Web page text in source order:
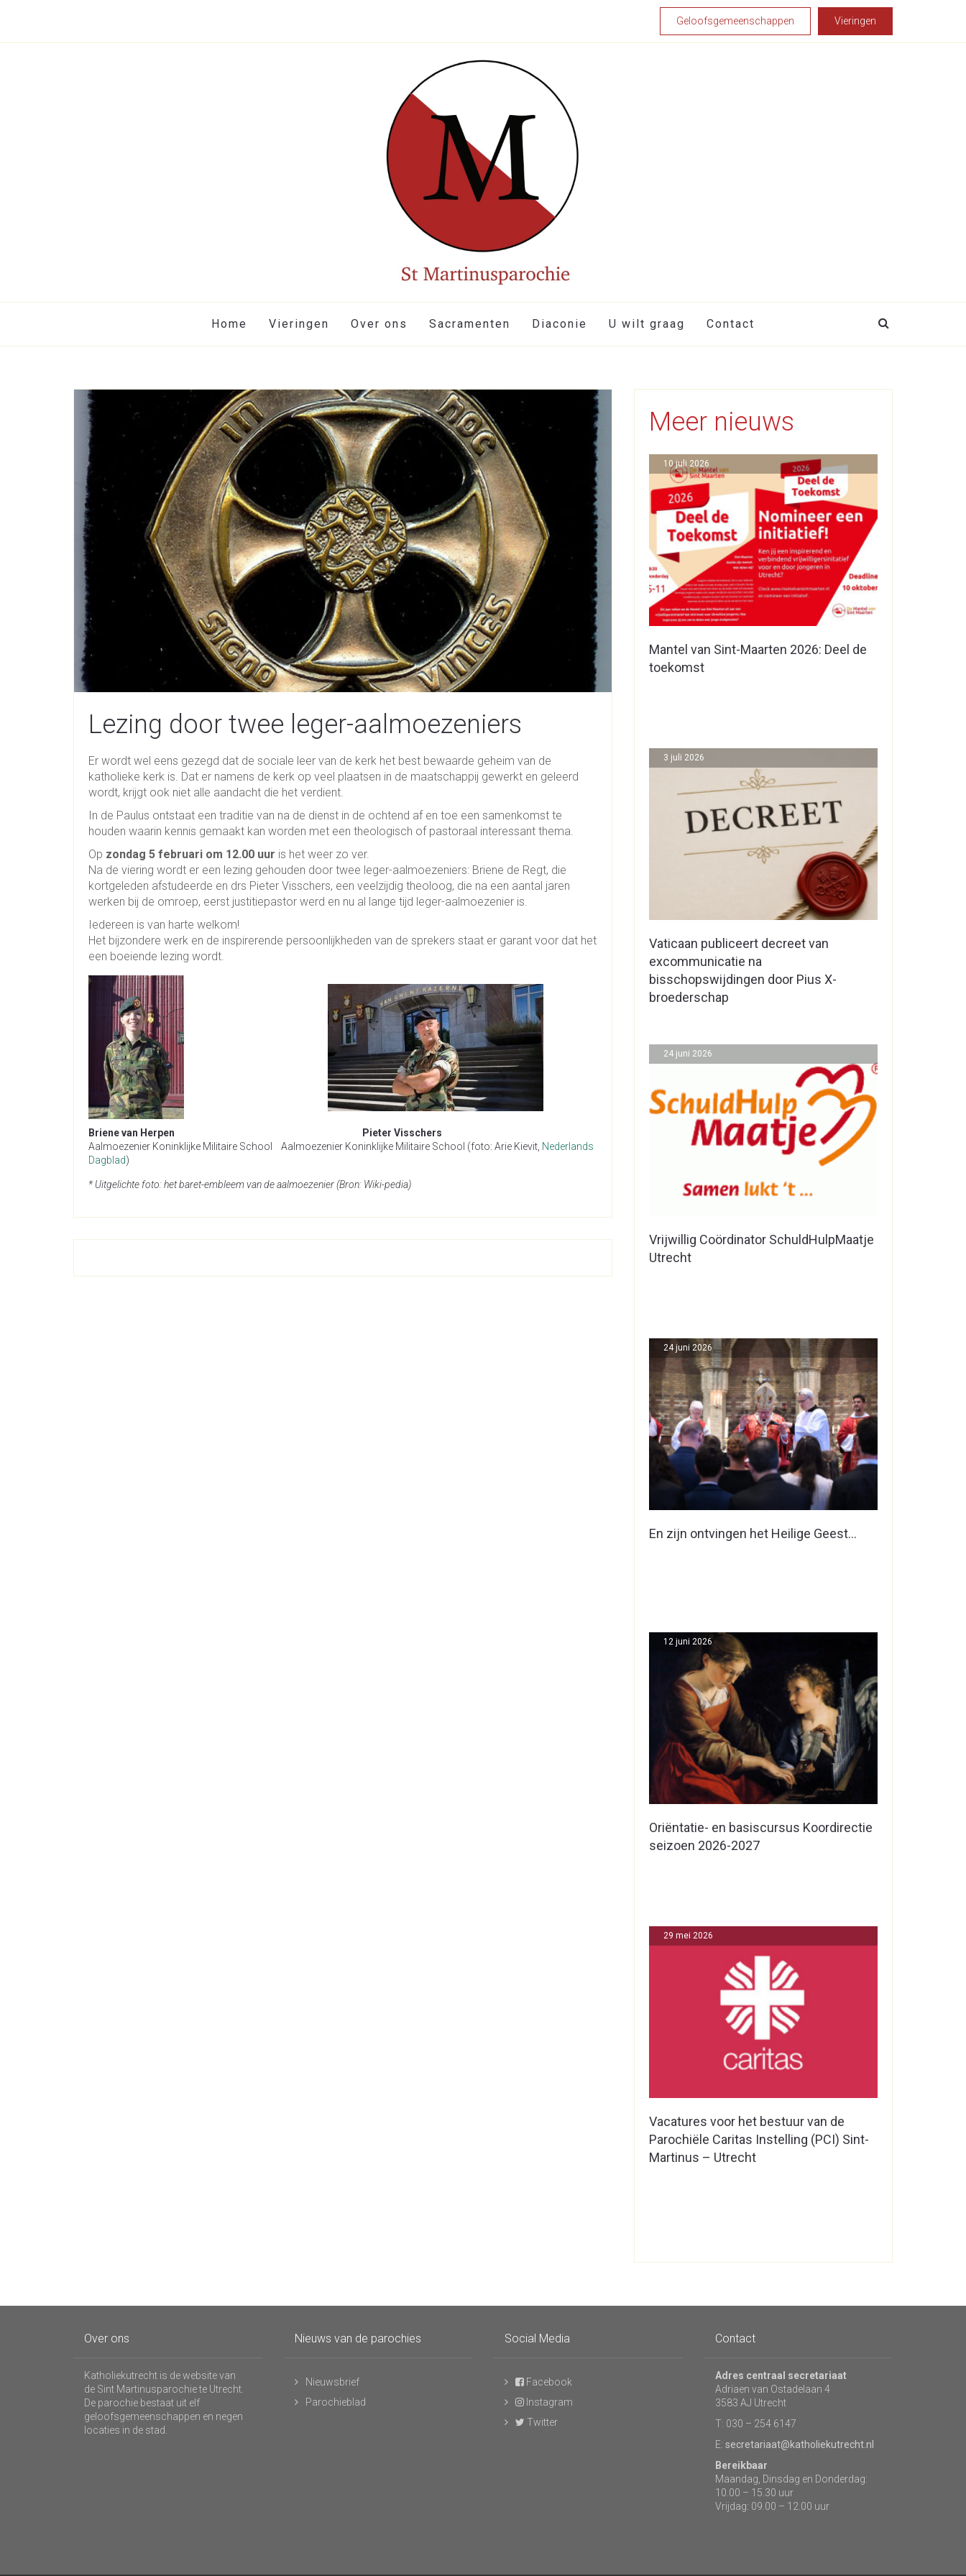
Geloofsgemeenschappen Vieringen
Home Vieringen Over ons Sacramenten Diaconie U wilt graag Contact
Lezing door twee leger-aalmoezeniers
Er wordt wel eens gezegd dat de sociale leer van de kerk het best bewaarde geheim van de
katholieke kerk is. Dat er namens de kerk op veel plaatsen in de maatschappij gewerkt en geleerd
wordt, krijgt ook niet alle aandacht die het verdient.
In de Paulus ontstaat een traditie van na de dienst in de ochtend af en toe een samenkomst te
houden waarin kennis gemaakt kan worden met een theologisch of pastoraal interessant thema.
Op zondag 5 februari om 12.00 uur is het weer zo ver.
Na de viering wordt er een lezing gehouden door twee leger-aalmoezeniers: Briene de Regt, die
kortgeleden afstudeerde en drs Pieter Visschers, een veelzijdig theoloog, die na een aantal jaren
werken bij de omroep, eerst justitiepastor werd en nu al lange tijd leger-aalmoezenier is.
Iedereen is van harte welkom!
Het bijzondere werk en de inspirerende persoonlijkheden van de sprekers staat er garant voor dat het
een boeiende lezing wordt.
Briene van Herpen Pieter Visschers
Aalmoezenier Koninklijke Militaire School Aalmoezenier Koninklijke Militaire School (foto: Arie Kievit, Nederlands
Dagblad)
* Uitgelichte foto:het baret-embleem van de aalmoezenier (Bron: Wiki-pedia)
Meer nieuws
Mantel van Sint-Maarten 2026: Deel de
toekomst
10 juli 2026
Vaticaan publiceert decreet van
excommunicatie na
bisschopswijdingen door Pius X-
broederschap
3 juli 2026
Vrijwillig Coördinator SchuldHulpMaatje
Utrecht
24 juni 2026
En zijn ontvingen het Heilige Geest…
24 juni 2026
Oriëntatie- en basiscursus Koordirectie
seizoen 2026-2027
12 juni 2026
Vacatures voor het bestuur van de
Parochiële Caritas Instelling (PCI) Sint-
Martinus – Utrecht
29 mei 2026
Over ons
Katholiekutrecht is de website van
de Sint Martinusparochie te Utrecht.
De parochie bestaat uit elf
geloofsgemeenschappen en negen
locaties in de stad.
Nieuws van de parochies
Nieuwsbrief
Parochieblad
Social Media
Facebook
Instagram
Twitter
Contact
Adres centraal secretariaat
Adriaen van Ostadelaan 4
3583 AJ Utrecht
T: 030 – 254 6147
E: secretariaat@katholiekutrecht.nl
Bereikbaar
Maandag, Dinsdag en Donderdag:
10.00 – 15.30 uur
Vrijdag: 09.00 – 12.00 uur